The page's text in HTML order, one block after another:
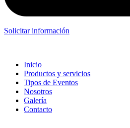
Solicitar información
Inicio
Productos y servicios
Tipos de Eventos
Nosotros
Galería
Contacto